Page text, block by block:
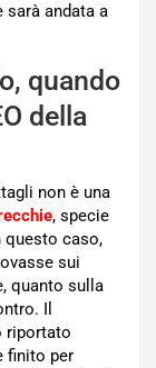
sarà andata a
quando
della
non è una
, specie
questo caso,
sui
quanto sulla
Il
riportato
finito per